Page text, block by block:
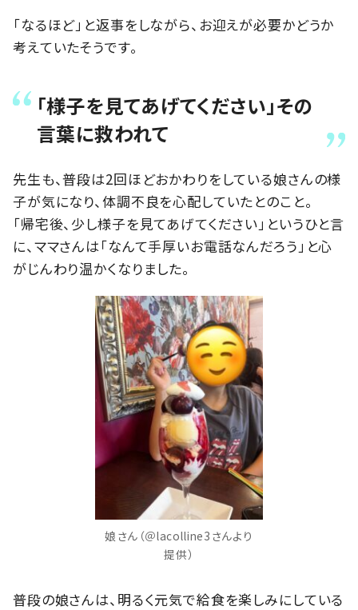
「なるほど」と返事をしながら、お迎えが必要かどうか
考えていたそうです。
「様子を見てあげてください」その
言葉に救われて
先生も、普段は2回ほどおかわりをしている娘さんの様
子が気になり、体調不良を心配していたとのこと。
「帰宅後、少し様子を見てあげてください」というひと言
に、ママさんは「なんて手厚いお電話なんだろう」と心
がじんわり温かくなりました。
娘さん（＠lacolline3さんより
提供）
普段の娘さんは、明るく元気で給食を楽しみにしている